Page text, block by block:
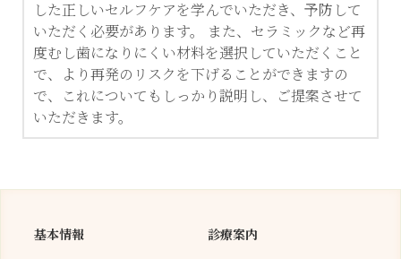
した正しいセルフケアを学んでいただき、予防して
いただく必要があります。 また、セラミックなど再
度むし歯になりにくい材料を選択していただくこと
で、より再発のリスクを下げることができますの
で、これについてもしっかり説明し、ご提案させて
いただきます。
基本情報 診療案内